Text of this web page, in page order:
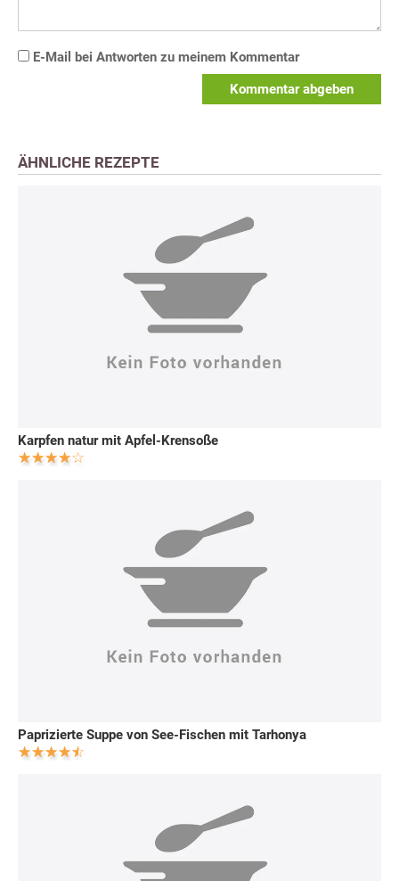
E-Mail bei Antworten zu meinem Kommentar
Kommentar abgeben
ÄHNLICHE REZEPTE
Karpfen natur mit Apfel-Krensoße
Paprizierte Suppe von See-Fischen mit Tarhonya